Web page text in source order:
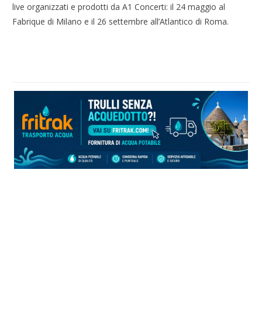
live organizzati e prodotti da A1 Concerti: il 24 maggio al
Fabrique di Milano e il 26 settembre all’Atlantico di Roma.